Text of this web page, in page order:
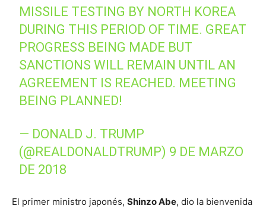
MISSILE TESTING BY NORTH KOREA
DURING THIS PERIOD OF TIME. GREAT
PROGRESS BEING MADE BUT
SANCTIONS WILL REMAIN UNTIL AN
AGREEMENT IS REACHED. MEETING
BEING PLANNED!
— DONALD J. TRUMP
(@REALDONALDTRUMP) 9 DE MARZO
DE 2018
El primer ministro japonés, Shinzo Abe, dio la bienvenida